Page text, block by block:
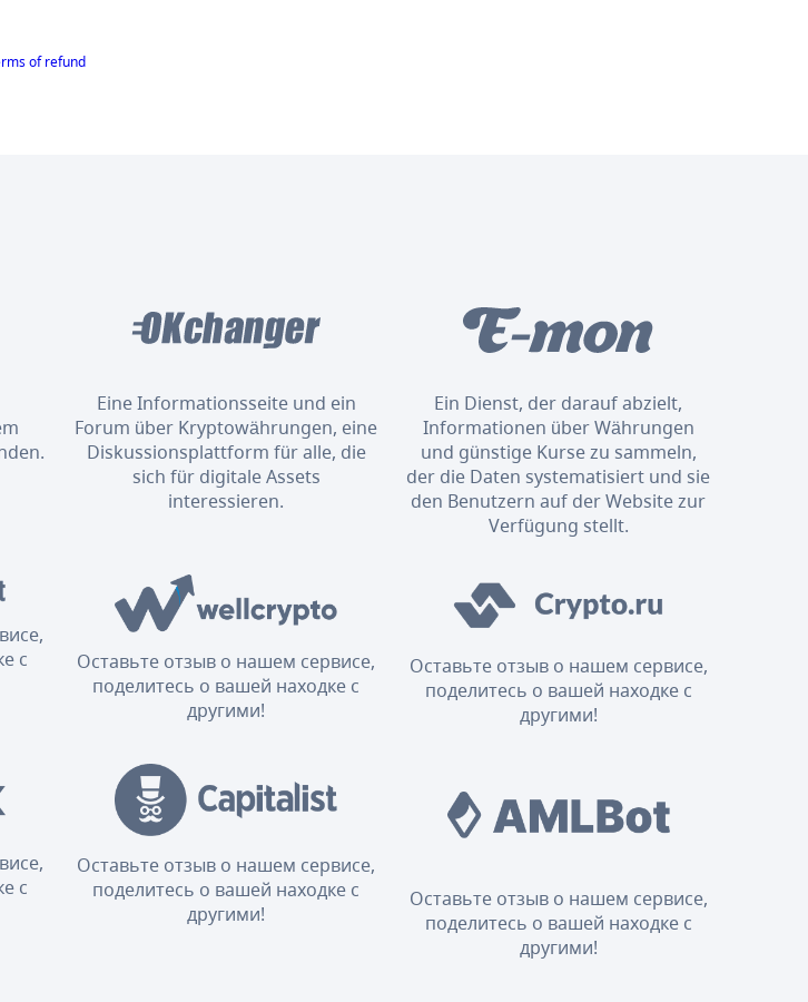
of refund
Eine Informationsseite und ein
Forum über Kryptowährungen, eine
Diskussionsplattform für alle, die
sich für digitale Assets
interessieren.
Ein Dienst, der darauf abzielt,
Informationen über Währungen
und günstige Kurse zu sammeln,
der die Daten systematisiert und sie
den Benutzern auf der Website zur
Verfügung stellt.
с
Оставьте отзыв о нашем сервисе,
поделитесь о вашей находке с
другими!
Оставьте отзыв о нашем сервисе,
поделитесь о вашей находке с
другими!
с
Оставьте отзыв о нашем сервисе,
поделитесь о вашей находке с
другими!
Оставьте отзыв о нашем сервисе,
поделитесь о вашей находке с
другими!